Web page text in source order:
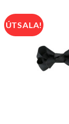
ÚTSALA!